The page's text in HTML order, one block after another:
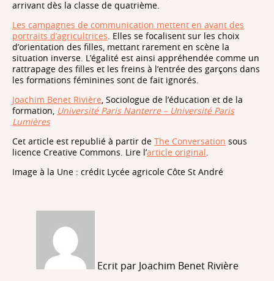
arrivant dès la classe de quatrième.
Les campagnes de communication mettent en avant des
portraits d’agricultrices. Elles se focalisent sur les choix
d’orientation des filles, mettant rarement en scène la
situation inverse. L’égalité est ainsi appréhendée comme un
rattrapage des filles et les freins à l’entrée des garçons dans
les formations féminines sont de fait ignorés.
Joachim Benet Rivière, Sociologue de l’éducation et de la
formation, Université Paris Nanterre – Université Paris
Lumières
Cet article est republié à partir de The Conversation sous
licence Creative Commons. Lire l’article original.
Image à la Une : crédit Lycée agricole Côte St André
Ecrit par Joachim Benet Rivière